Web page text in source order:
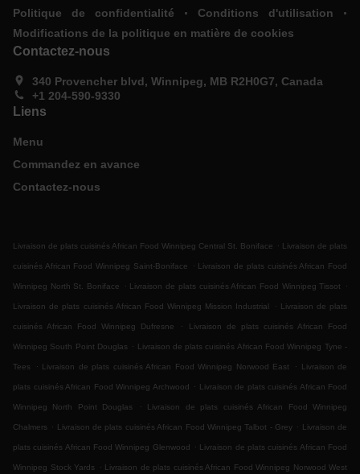
Politique de confidentialité . Conditions d'utilisation .
Modifications de la politique en matière de cookies
Contactez-nous
340 Provencher blvd, Winnipeg, MB R2H0G7, Canada
+1 204-590-9330
Liens
Menu
Commandez en avance
Contactez-nous
Livraison de plats cuisinés African Food Winnipeg Central St. Boniface . Livraison de plats
cuisinés African Food Winnipeg Saint-Boniface . Livraison de plats cuisinés African Food
Winnipeg North St. Boniface . Livraison de plats cuisinés African Food Winnipeg Tissot .
Livraison de plats cuisinés African Food Winnipeg Mission Industrial . Livraison de plats
cuisinés African Food Winnipeg Dufresne . Livraison de plats cuisinés African Food
Winnipeg South Point Douglas . Livraison de plats cuisinés African Food Winnipeg Tyne -
Tees . Livraison de plats cuisinés African Food Winnipeg Norwood East . Livraison de
plats cuisinés African Food Winnipeg Archwood . Livraison de plats cuisinés African Food
Winnipeg North Point Douglas . Livraison de plats cuisinés African Food Winnipeg
Chalmers . Livraison de plats cuisinés African Food Winnipeg Talbot - Grey . Livraison de
plats cuisinés African Food Winnipeg Glenwood . Livraison de plats cuisinés African Food
Winnipeg Stock Yards . Livraison de plats cuisinés African Food Winnipeg Norwood West